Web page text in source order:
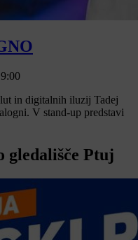
in digitalnih iluzij Tadej
V stand-up predstavi
gledališče Ptuj